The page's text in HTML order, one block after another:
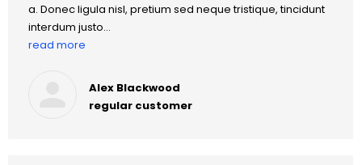
a. Donec ligula nisl, pretium sed neque tristique, tincidunt
interdum justo…
read more
Alex Blackwood
regular customer